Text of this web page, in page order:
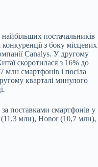
постачальників
з боку місцевих
Canalys. У другому
скоротилася з 16% до
млн смартфонів і посіла
кварталі минулого
поставками смартфонів у
млн), Honor (10,7 млн),